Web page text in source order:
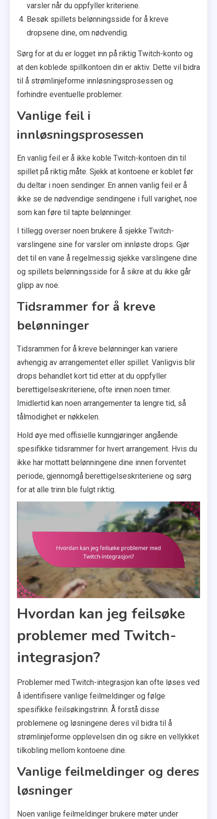
varsler når du oppfyller kriteriene.
Besøk spillets belønningsside for å kreve
dropsene dine, om nødvendig.
Sørg for at du er logget inn på riktig Twitch-konto og
at den koblede spillkontoen din er aktiv. Dette vil bidra
til å strømlinjeforme innløsningsprosessen og
forhindre eventuelle problemer.
Vanlige feil i
innløsningsprosessen
En vanlig feil er å ikke koble Twitch-kontoen din til
spillet på riktig måte. Sjekk at kontoene er koblet før
du deltar i noen sendinger. En annen vanlig feil er å
ikke se de nødvendige sendingene i full varighet, noe
som kan føre til tapte belønninger.
I tillegg overser noen brukere å sjekke Twitch-
varslingene sine for varsler om innløste drops. Gjør
det til en vane å regelmessig sjekke varslingene dine
og spillets belønningsside for å sikre at du ikke går
glipp av noe.
Tidsrammer for å kreve
belønninger
Tidsrammen for å kreve belønninger kan variere
avhengig av arrangementet eller spillet. Vanligvis blir
drops behandlet kort tid etter at du oppfyller
berettigelseskriteriene, ofte innen noen timer.
Imidlertid kan noen arrangementer ta lengre tid, så
tålmodighet er nøkkelen.
Hold øye med offisielle kunngjøringer angående
spesifikke tidsrammer for hvert arrangement. Hvis du
ikke har mottatt belønningene dine innen forventet
periode, gjennomgå berettigelseskriteriene og sørg
for at alle trinn ble fulgt riktig.
Hvordan kan jeg feilsøke
problemer med Twitch-
integrasjon?
Problemer med Twitch-integrasjon kan ofte løses ved
å identifisere vanlige feilmeldinger og følge
spesifikke feilsøkingstrinn. Å forstå disse
problemene og løsningene deres vil bidra til å
strømlinjeforme opplevelsen din og sikre en vellykket
tilkobling mellom kontoene dine.
Vanlige feilmeldinger og deres
løsninger
Noen vanlige feilmeldinger brukere møter under